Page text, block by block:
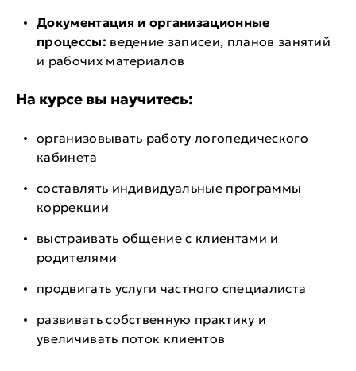
Документация и организационные
процессы: ведение записеи, планов занятий
и рабочих материалов
На курсе вы научитесь:
организовывать работу логопедического
кабинета
составлять индивидуальные программы
коррекции
выстраивать общение с клиентами и
родителями
продвигать услуги частного специалиста
развивать собственную практику и
увеличивать поток клиентов